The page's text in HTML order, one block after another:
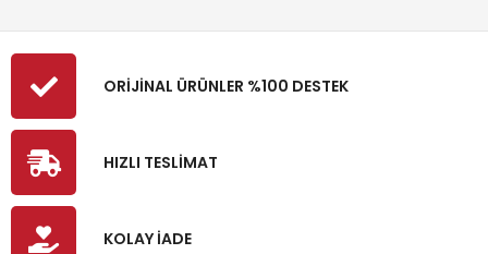
ORİJİNAL ÜRÜNLER %100 DESTEK
HIZLI TESLİMAT
KOLAY İADE